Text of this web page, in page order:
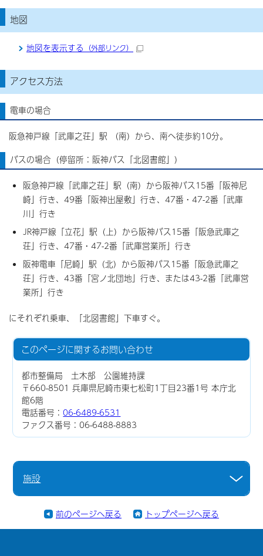
地図
地図を表示する （外部リンク）
アクセス方法
電車の場合
阪急神戸線「武庫之荘」駅 （南）から、南へ徒歩約10分。
バスの場合（停留所：阪神バス「北図書館」）
阪急神戸線「武庫之荘」駅（南）から阪神バス15番「阪神尼
崎」行き、49番「阪神出屋敷」行き、47番・47-2番「武庫
川」行き
JR神戸線「立花」駅（上）から阪神バス15番「阪急武庫之
荘」行き、47番・47-2番「武庫営業所」行き
阪神電車「尼崎」駅（北）から阪神バス15番「阪急武庫之
荘」行き、43番「宮ノ北団地」行き、または43-2番「武庫営
業所」行き
にそれぞれ乗車、「北図書館」下車すぐ。
このページに関するお問い合わせ
都市整備局 土木部 公園維持課
〒660-8501 兵庫県尼崎市東七松町1丁目23番1号 本庁北
館6階
電話番号：06-6489-6531
ファクス番号：06-6488-8883
施設
前のページへ戻る トップページへ戻る